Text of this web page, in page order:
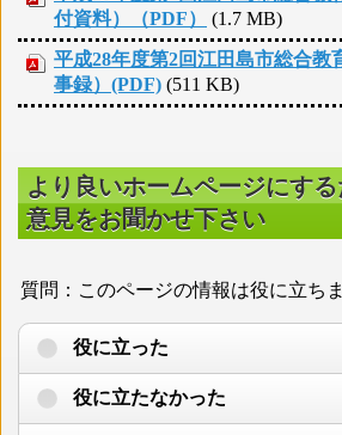
付資料）（PDF）
(1.7 MB)
平成28年度第2回江田島市総合教
事録）(PDF) (511 KB)
より良いホームページにす
意見をお聞かせ下さい
質問：このページの情報は役に立ち
役に立った
役に立たなかった